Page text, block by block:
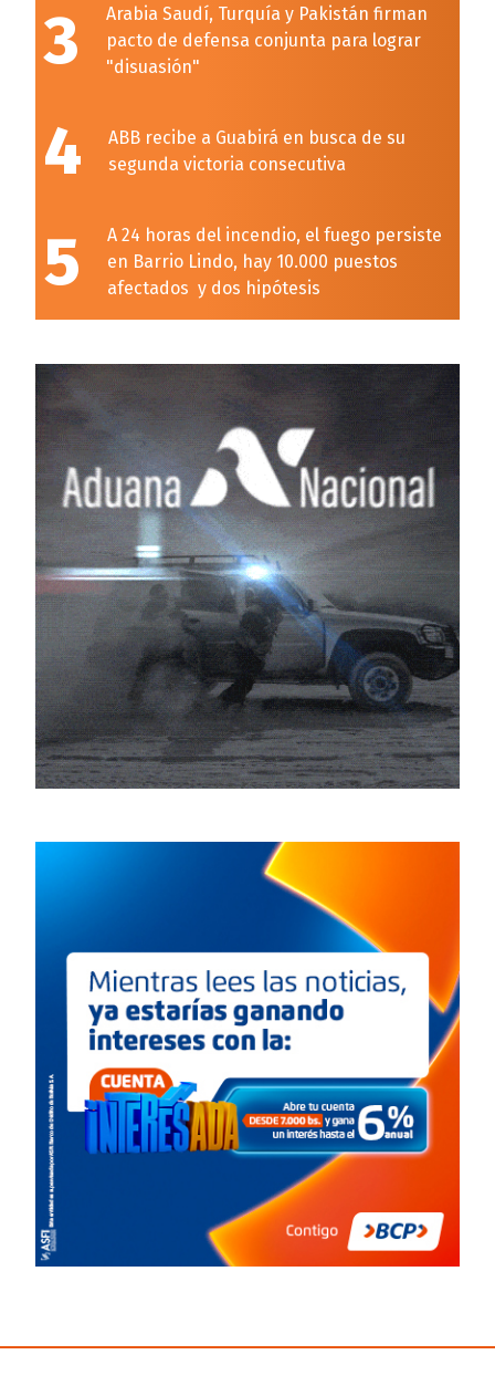
3
Arabia Saudí, Turquía y Pakistán firman
pacto de defensa conjunta para lograr
"disuasión"
4
ABB recibe a Guabirá en busca de su
segunda victoria consecutiva
5
A 24 horas del incendio, el fuego persiste
en Barrio Lindo, hay 10.000 puestos
afectados y dos hipótesis